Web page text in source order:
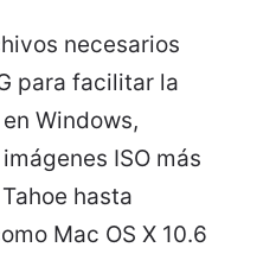
necesarios
para facilitar la
Windows,
ISO más
hasta
Mac OS X 10.6